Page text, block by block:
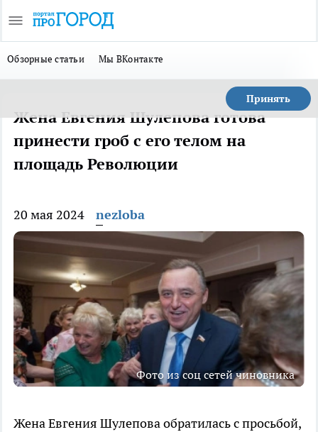
Обзорные статьи Мы ВКонтакте
Принять
Жена Евгения Шулепова готова
принести гроб с его телом на
площадь Революции
20 мая 2024 nezloba
Фото из соц сетей чиновника
Жена Евгения Шулепова обратилась с просьбой,